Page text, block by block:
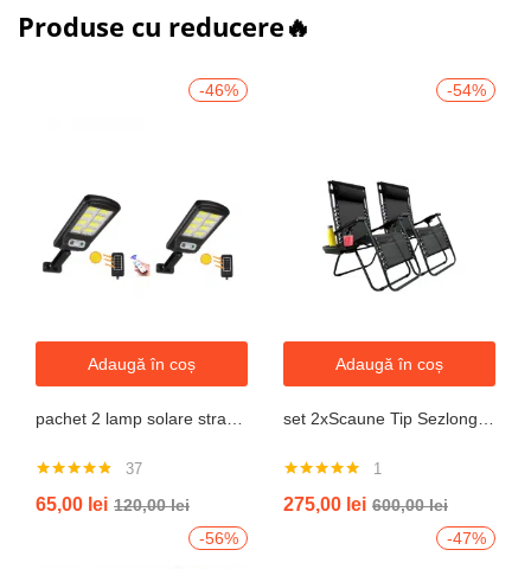
Produse cu reducere🔥
-46%
Adaugă în coș
4.76din 5
37
65,00 lei 120,00lei
-54%
Adaugă în coș
5.00din 5
1
275,00 lei 600,00lei
-56%
-47%